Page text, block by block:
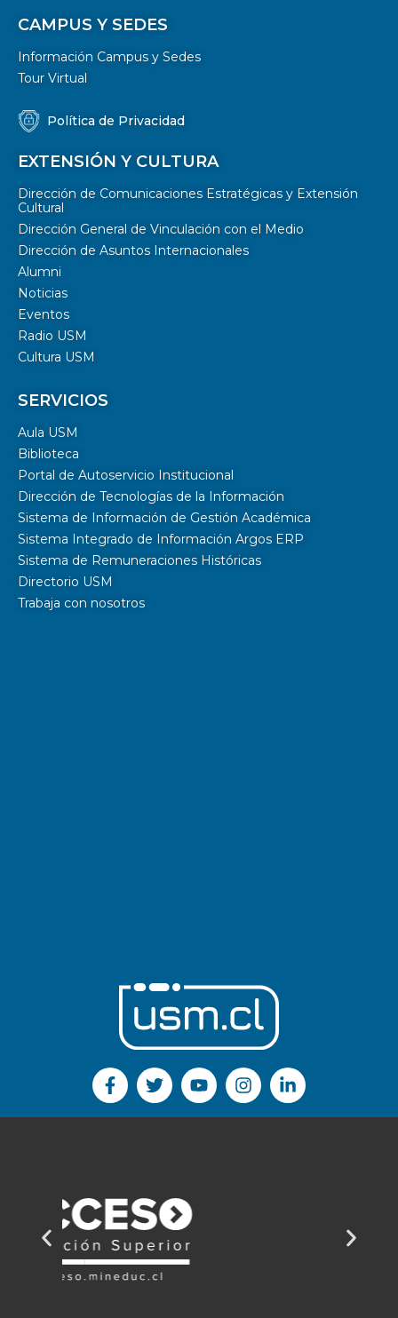
CAMPUS Y SEDES
Información Campus y Sedes
Tour Virtual
Política de Privacidad
EXTENSIÓN Y CULTURA
Dirección de Comunicaciones Estratégicas y Extensión
Cultural
Dirección General de Vinculación con el Medio
Dirección de Asuntos Internacionales
Alumni
Noticias
Eventos
Radio USM
Cultura USM
SERVICIOS
Aula USM
Biblioteca
Portal de Autoservicio Institucional
Dirección de Tecnologías de la Información
Sistema de Información de Gestión Académica
Sistema Integrado de Información Argos ERP
Sistema de Remuneraciones Históricas
Directorio USM
Trabaja con nosotros